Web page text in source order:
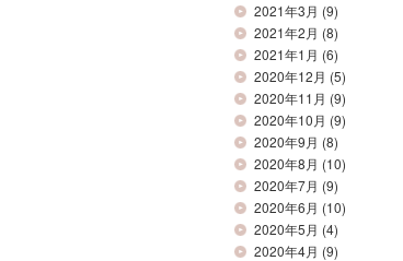
2021年3月 (9)
2021年2月 (8)
2021年1月 (6)
2020年12月 (5)
2020年11月 (9)
2020年10月 (9)
2020年9月 (8)
2020年8月 (10)
2020年7月 (9)
2020年6月 (10)
2020年5月 (4)
2020年4月 (9)